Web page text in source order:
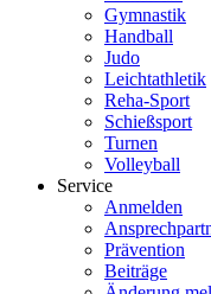
Gymnastik
Handball
Judo
Leichtathletik
Reha-Sport
Schießsport
Turnen
Volleyball
Service
Anmelden
Prävention
Beiträge